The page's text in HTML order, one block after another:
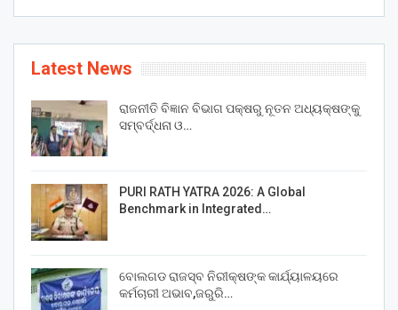
Latest News
ରାଜନୀତି ବିଜ୍ଞାନ ବିଭାଗ ପକ୍ଷରୁ ନୂତନ ଅଧ୍ୟକ୍ଷଙ୍କୁ
ସମ୍ବର୍ଦ୍ଧନା ଓ…
PURI RATH YATRA 2026: A Global
Benchmark in Integrated…
ବୋଲଗଡ ରାଜସ୍ବ ନିରୀକ୍ଷଙ୍କ କାର୍ଯ୍ୟାଳୟରେ
କର୍ମଚାରୀ ଅଭାବ,ଜରୁରି…